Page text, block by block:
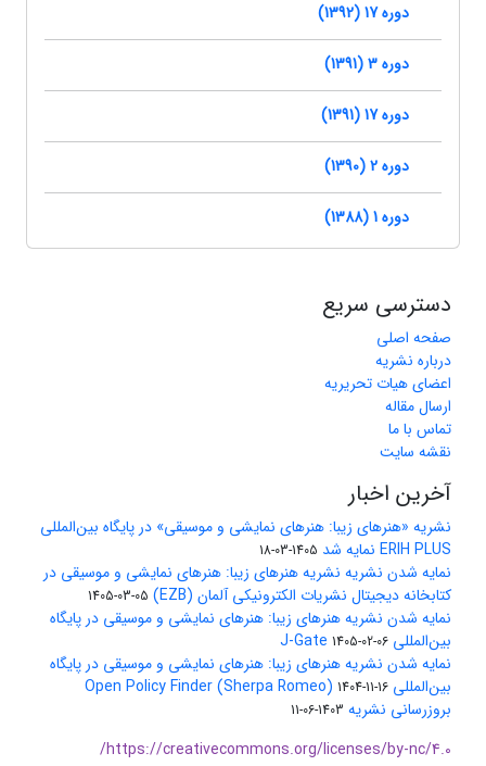
دوره 17 (1392)
دوره 3 (1391)
دوره 17 (1391)
دوره 2 (1390)
دوره 1 (1388)
دسترسی سریع
صفحه اصلی
درباره نشریه
اعضای هیات تحریریه
ارسال مقاله
تماس با ما
نقشه سایت
آخرین اخبار
نشریه «هنرهای زیبا: هنرهای نمایشی و موسیقی» در پایگاه بین‌المللی
ERIH PLUS نمایه شد
1405-03-18
نمایه شدن نشریه نشریه هنرهای زیبا: هنرهای نمایشی و موسیقی در
کتابخانه دیجیتال نشریات الکترونیکی آلمان (EZB)
1405-03-05
نمایه شدن نشریه هنرهای زیبا: هنرهای نمایشی و موسیقی در پایگاه
بین‌المللی J-Gate 1405-02-06
نمایه شدن نشریه هنرهای زیبا: هنرهای نمایشی و موسیقی در پایگاه
بین‌المللی Open Policy Finder (Sherpa Romeo) 1404-11-16
بروزرسانی نشریه 1403-06-11
https://creativecommons.org/licenses/by-nc/4.0/